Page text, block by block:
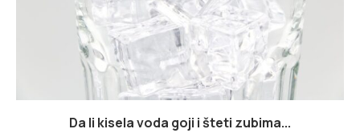
Da li kisela voda goji i šteti zubima...